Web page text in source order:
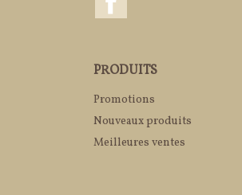
PRODUITS
Promotions
Nouveaux produits
Meilleures ventes